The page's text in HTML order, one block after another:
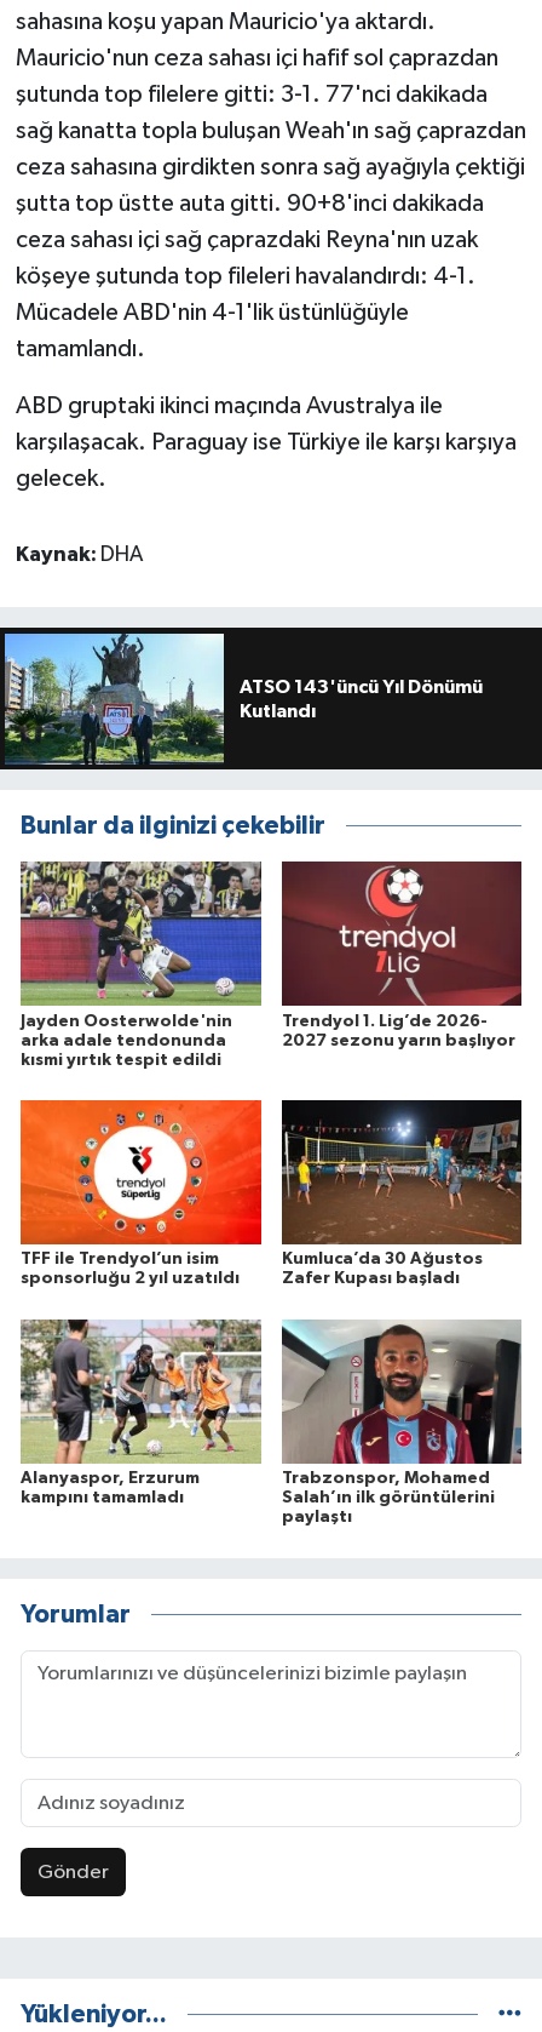
sahasına koşu yapan Mauricio'ya aktardı.
Mauricio'nun ceza sahası içi hafif sol çaprazdan
şutunda top filelere gitti: 3-1. 77'nci dakikada
sağ kanatta topla buluşan Weah'ın sağ çaprazdan
ceza sahasına girdikten sonra sağ ayağıyla çektiği
şutta top üstte auta gitti. 90+8'inci dakikada
ceza sahası içi sağ çaprazdaki Reyna'nın uzak
köşeye şutunda top fileleri havalandırdı: 4-1.
Mücadele ABD'nin 4-1'lik üstünlüğüyle
tamamlandı.
ABD gruptaki ikinci maçında Avustralya ile
karşılaşacak. Paraguay ise Türkiye ile karşı karşıya
gelecek.
Kaynak: DHA
ATSO 143'üncü Yıl Dönümü
Kutlandı
Bunlar da ilginizi çekebilir
Jayden Oosterwolde'nin
arka adale tendonunda
kısmi yırtık tespit edildi
Trendyol 1. Lig’de 2026-
2027 sezonu yarın başlıyor
TFF ile Trendyol’un isim
sponsorluğu 2 yıl uzatıldı
Kumluca’da 30 Ağustos
Zafer Kupası başladı
Alanyaspor, Erzurum
kampını tamamladı
Trabzonspor, Mohamed
Salah’ın ilk görüntülerini
paylaştı
Yorumlar
Gönder
Yükleniyor...